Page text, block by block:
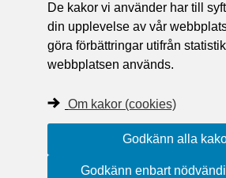
Håll dig uppdaterad
Följ Region Västernorrland på
Region Västernorrland i sociala
De kakor vi använder har till
din upplevelse av vår
göra förbättringar utifrån
webbplatsen används.
Om kakor (cookies)
Godkänn alla
Godkänn enbart